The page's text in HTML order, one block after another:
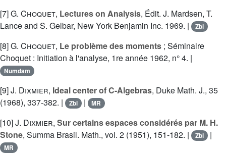
[7]G. Choquet, Lectures on Analysis, Édit. J. Mardsen, T.
Lance and S. Gelbar, New York Benjamin Inc. 1969. |
Zbl
[8]G. Choquet, Le problème des moments ; Séminaire
Choquet : Initiation à l'analyse, 1re année 1962, n° 4. |
Numdam
[9]J. Dixmier, Ideal center of C-Algebras, Duke Math. J., 35
(1968), 337-382. |
Zbl | MR
[10]J. Dixmier, Sur certains espaces considérés par M. H.
Stone, Summa Brasil. Math., vol. 2 (1951), 151-182. | Zbl |
MR